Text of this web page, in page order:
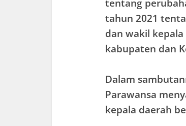
tentang
tahun 2021
dan wakil
kabupaten dan
Dalam
Parawansa
kepala daerah